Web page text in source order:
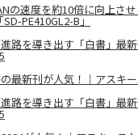
の速度を約10倍に向上さ
PE410GL2-B」
路を導き出す「白書」最
最新刊が人気！｜アスキ
路を導き出す「白書」最